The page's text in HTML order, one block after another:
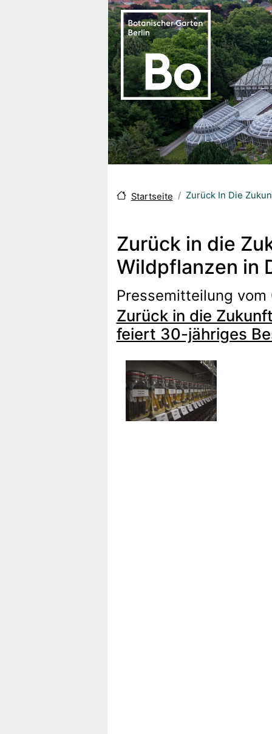
Startseite Zurück In Die
Zurück in die
Wildpflanzen in
Pressemitteilung
Zurück in die
feiert 30-jähriges